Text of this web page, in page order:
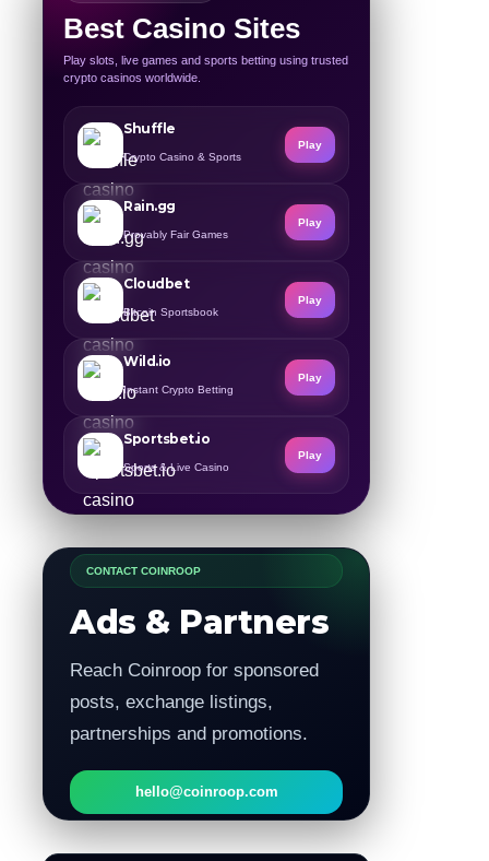
Best Casino Sites
Play slots, live games and sports betting using trusted
crypto casinos worldwide.
Shuffle
Crypto Casino & Sports
Play
Rain.gg
Provably Fair Games
Play
Cloudbet
Bitcoin Sportsbook
Play
Wild.io
Instant Crypto Betting
Play
Sportsbet.io
Sports & Live Casino
Play
CONTACT COINROOP
Ads & Partners
Reach Coinroop for sponsored
posts, exchange listings,
partnerships and promotions.
hello@coinroop.com